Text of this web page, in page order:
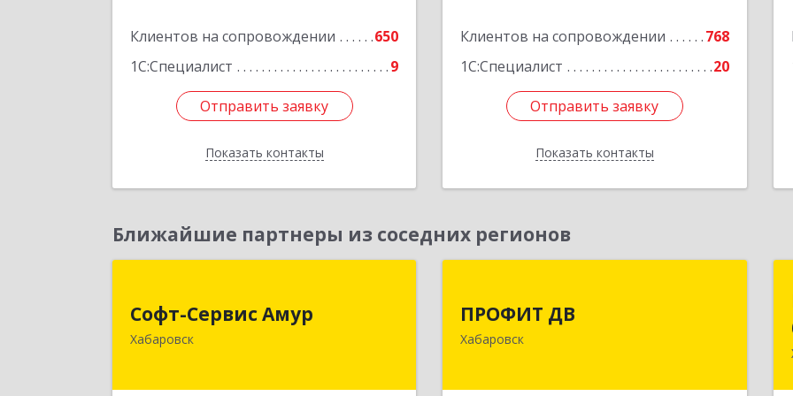
Клиентов на сопровождении
650
1С:Специалист
9
Отправить заявку
Показать контакты
Отправить заявку
Назад
Клиентов на сопровождении
768
1С:Специалист
20
Отправить заявку
Показать контакты
Отправить заявку
Назад
Ближайшие партнеры из соседних регионов
Софт-Сервис Амур
Хабаровск
680000, Хабаровский край, Хабаровск
г, Муравьева-Амурского ул., дом № 4,
ПРОФИТ ДВ
Хабаровск
680000, Хабаровский край, Хабаровск
г, Муравьева-Амурского ул, дом № 25,